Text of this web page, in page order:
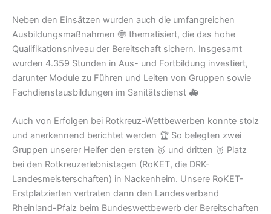
Neben den Einsätzen wurden auch die umfangreichen
Ausbildungsmaßnahmen 🤓 thematisiert, die das hohe
Qualifikationsniveau der Bereitschaft sichern. Insgesamt
wurden 4.359 Stunden in Aus- und Fortbildung investiert,
darunter Module zu Führen und Leiten von Gruppen sowie
Fachdienstausbildungen im Sanitätsdienst 🚑
Auch von Erfolgen bei Rotkreuz-Wettbewerben konnte stolz
und anerkennend berichtet werden 🏆 So belegten zwei
Gruppen unserer Helfer den ersten 🥇 und dritten 🥉 Platz
bei den Rotkreuzerlebnistagen (RoKET, die DRK-
Landesmeisterschaften) in Nackenheim. Unsere RoKET-
Erstplatzierten vertraten dann den Landesverband
Rheinland-Pfalz beim Bundeswettbewerb der Bereitschaften